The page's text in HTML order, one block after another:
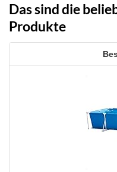
Das sind die
Produkte